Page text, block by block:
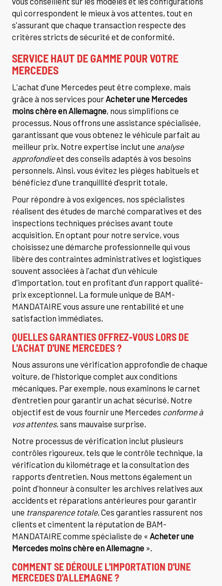
qui correspondent le mieux à vos attentes, tout en
s'assurant que chaque transaction respecte des
critères stricts de sécurité et de conformité.
SERVICE HAUT DE GAMME POUR VOTRE
MERCEDES
L'achat d'une Mercedes peut être complexe, mais
grâce à nos services pourAcheter une Mercedes
moins chère en Allemagne, nous simplifions ce
processus. Nous offrons une assistance spécialisée,
garantissant que vous obtenez le véhicule parfait au
meilleur prix. Notre expertise inclut une analyse
approfondieet des conseils adaptés à vos besoins
personnels. Ainsi, vous évitez les pièges habituels et
bénéficiez d'une tranquillité d'esprit totale.
Pour répondre à vos exigences, nos spécialistes
réalisent des études de marché comparatives et des
inspections techniques précises avant toute
acquisition. En optant pour notre service, vous
choisissez une démarche professionnelle qui vous
libère des contraintes administratives et logistiques
souvent associées à l'achat d'un véhicule
d'importation, tout en profitant d'un rapport qualité-
prix exceptionnel. La formule unique de BAM-
MANDATAIRE vous assure une rentabilité et une
satisfaction immédiates.
QUELLES GARANTIES OFFREZ-VOUS LORS DE
L'ACHAT D'UNE MERCEDES ?
Nous assurons une vérification approfondie de chaque
voiture, de l'historique complet aux conditions
mécaniques. Par exemple, nous examinons le carnet
d'entretien pour garantir un achat sécurisé. Notre
objectif est de vous fournir une Mercedes conforme à
vos attentes, sans mauvaise surprise.
Notre processus de vérification inclut plusieurs
contrôles rigoureux, tels que le contrôle technique, la
vérification du kilométrage et la consultation des
rapports d'entretien. Nous mettons également un
point d'honneur à consulter les archives relatives aux
accidents et réparations antérieures pour garantir
une transparence totale. Ces garanties rassurent nos
clients et cimentent la réputation de BAM-
MANDATAIRE comme spécialiste de « Acheter une
Mercedes moins chère en Allemagne».
COMMENT SE DÉROULE L'IMPORTATION D'UNE
MERCEDES D'ALLEMAGNE ?